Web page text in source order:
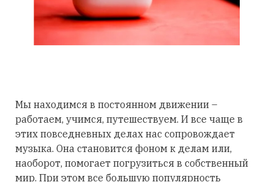
Мы находимся в постоянном движении –
работаем, учимся, путешествуем. И все чаще в
этих повседневных делах нас сопровождает
музыка. Она становится фоном к делам или,
наоборот, помогает погрузиться в собственный
мир. При этом все большую популярность